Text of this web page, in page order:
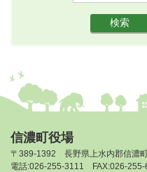
信濃町役場
〒389-1392 長野県上水内郡信濃
電話:026-255-3111 FAX:026-